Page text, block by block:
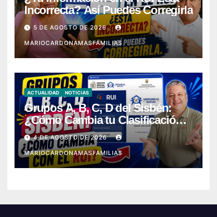
Incorrecta? Así Puedes Corregirla
5 DE AGOSTO DE 2026
MARIOCARDONAMASFAMILIAS
ACTUALIDAD NOTICIAS
Grupos A, B, C, D del Sisbén:
¿Cómo Cambia tu Clasificación
con el RUI?
4 DE AGOSTO DE 2026
MARIOCARDONAMASFAMILIAS